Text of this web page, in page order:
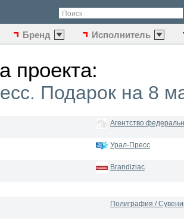
Поиск
Бренд Исполнитель
проекта:
Подарок на 8
Агентство
Урал-Пресс
Brandiziac
Полиграфия /